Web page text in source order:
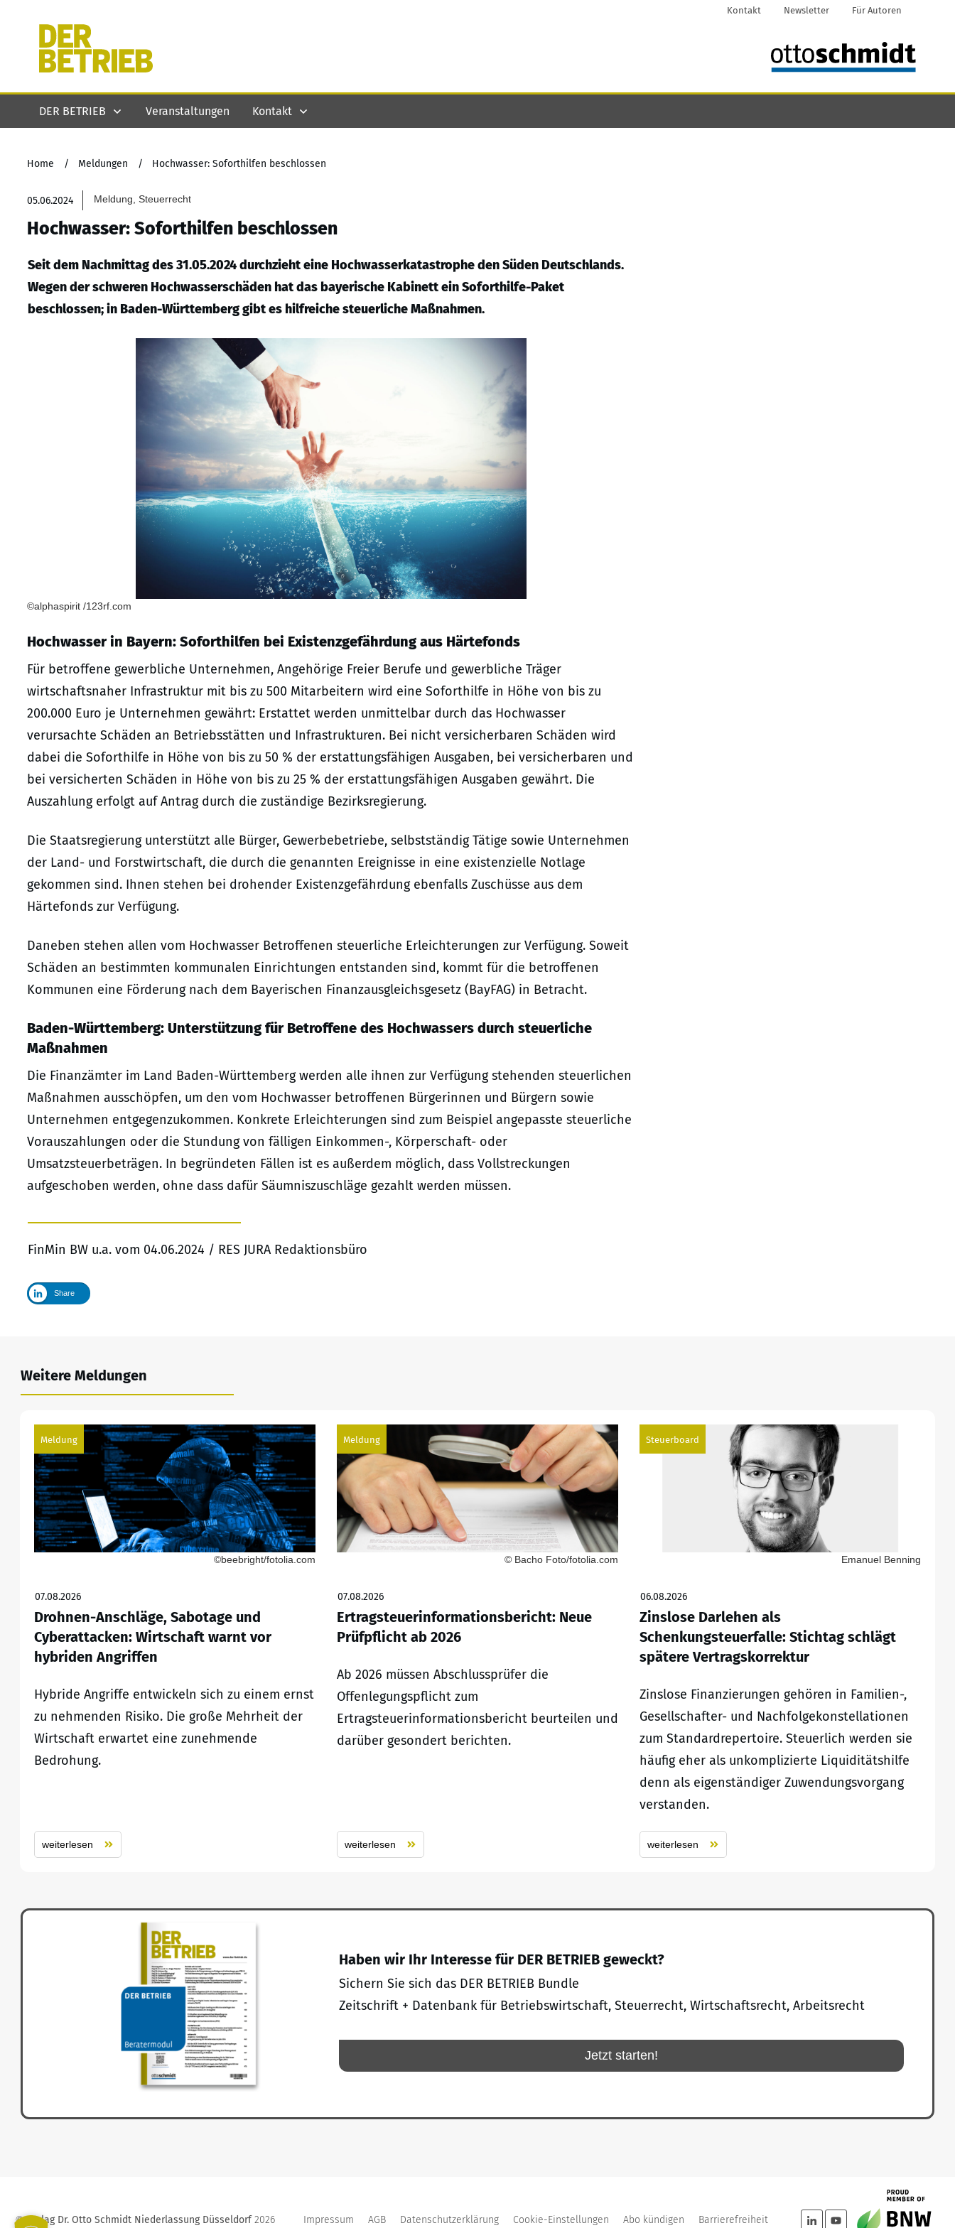
Kontakt Newsletter Für Autoren
DER BETRIEB Veranstaltungen Kontakt
Home / Meldungen / Hochwasser: Soforthilfen beschlossen
05.06.2024 Meldung, Steuerrecht
Hochwasser: Soforthilfen beschlossen
Seit dem Nachmittag des 31.05.2024 durchzieht eine Hochwasserkatastrophe den Süden Deutschlands.
Wegen der schweren Hochwasserschäden hat das bayerische Kabinett ein Soforthilfe-Paket
beschlossen; in Baden-Württemberg gibt es hilfreiche steuerliche Maßnahmen.
©alphaspirit /123rf.com
Hochwasser in Bayern: Soforthilfen bei Existenzgefährdung aus Härtefonds
Für betroffene gewerbliche Unternehmen, Angehörige Freier Berufe und gewerbliche Träger
wirtschaftsnaher Infrastruktur mit bis zu 500 Mitarbeitern wird eine Soforthilfe in Höhe von bis zu
200.000 Euro je Unternehmen gewährt: Erstattet werden unmittelbar durch das Hochwasser
verursachte Schäden an Betriebsstätten und Infrastrukturen. Bei nicht versicherbaren Schäden wird
dabei die Soforthilfe in Höhe von bis zu 50 % der erstattungsfähigen Ausgaben, bei versicherbaren und
bei versicherten Schäden in Höhe von bis zu 25 % der erstattungsfähigen Ausgaben gewährt. Die
Auszahlung erfolgt auf Antrag durch die zuständige Bezirksregierung.
Die Staatsregierung unterstützt alle Bürger, Gewerbebetriebe, selbstständig Tätige sowie Unternehmen
der Land- und Forstwirtschaft, die durch die genannten Ereignisse in eine existenzielle Notlage
gekommen sind. Ihnen stehen bei drohender Existenzgefährdung ebenfalls Zuschüsse aus dem
Härtefonds zur Verfügung.
Daneben stehen allen vom Hochwasser Betroffenen steuerliche Erleichterungen zur Verfügung. Soweit
Schäden an bestimmten kommunalen Einrichtungen entstanden sind, kommt für die betroffenen
Kommunen eine Förderung nach dem Bayerischen Finanzausgleichsgesetz (BayFAG) in Betracht.
Baden-Württemberg: Unterstützung für Betroffene des Hochwassers durch steuerliche
Maßnahmen
Die Finanzämter im Land Baden-Württemberg werden alle ihnen zur Verfügung stehenden steuerlichen
Maßnahmen ausschöpfen, um den vom Hochwasser betroffenen Bürgerinnen und Bürgern sowie
Unternehmen entgegenzukommen. Konkrete Erleichterungen sind zum Beispiel angepasste steuerliche
Vorauszahlungen oder die Stundung von fälligen Einkommen-, Körperschaft- oder
Umsatzsteuerbeträgen. In begründeten Fällen ist es außerdem möglich, dass Vollstreckungen
aufgeschoben werden, ohne dass dafür Säumniszuschläge gezahlt werden müssen.
FinMin BW u.a. vom 04.06.2024 / RES JURA Redaktionsbüro
Share
Weitere Meldungen
Meldung
©beebright/fotolia.com
07.08.2026
Drohnen-Anschläge, Sabotage und
Cyberattacken: Wirtschaft warnt vor
hybriden Angriffen
Hybride Angriffe entwickeln sich zu einem ernst
zu nehmenden Risiko. Die große Mehrheit der
Wirtschaft erwartet eine zunehmende
Bedrohung.
weiterlesen
Meldung
© Bacho Foto/fotolia.com
07.08.2026
Ertragsteuerinformationsbericht: Neue
Prüfpflicht ab 2026
Ab 2026 müssen Abschlussprüfer die
Offenlegungspflicht zum
Ertragsteuerinformationsbericht beurteilen und
darüber gesondert berichten.
weiterlesen
Steuerboard
Emanuel Benning
06.08.2026
Zinslose Darlehen als
Schenkungsteuerfalle: Stichtag schlägt
spätere Vertragskorrektur
Zinslose Finanzierungen gehören in Familien-,
Gesellschafter- und Nachfolgekonstellationen
zum Standardrepertoire. Steuerlich werden sie
häufig eher als unkomplizierte Liquiditätshilfe
denn als eigenständiger Zuwendungsvorgang
verstanden.
weiterlesen
Haben wir Ihr Interesse für DER BETRIEB geweckt?
Sichern Sie sich das DER BETRIEB Bundle
Zeitschrift + Datenbank für Betriebswirtschaft, Steuerrecht, Wirtschaftsrecht, Arbeitsrecht
Jetzt starten!
©Verlag Dr. Otto Schmidt Niederlassung Düsseldorf 2026 Impressum AGB Datenschutzerklärung Cookie-Einstellungen Abo kündigen Barrierefreiheit